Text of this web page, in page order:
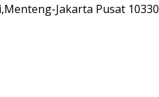
Jakarta Pusat 10330